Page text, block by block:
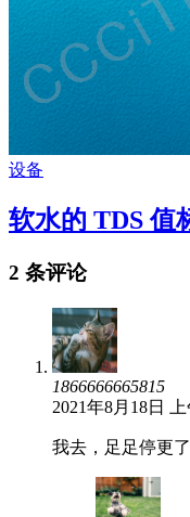
设备
软水的 TDS 值
2 条评论
1866666665815
2021年8月18日
我去，足足停更